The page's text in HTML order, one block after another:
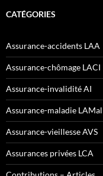
CATÉGORIES
Assurance-accidents LAA
Assurance-chômage LACI
Assurance-invalidité AI
Assurance-maladie LAMal
Assurance-vieillesse AVS
Assurances privées LCA